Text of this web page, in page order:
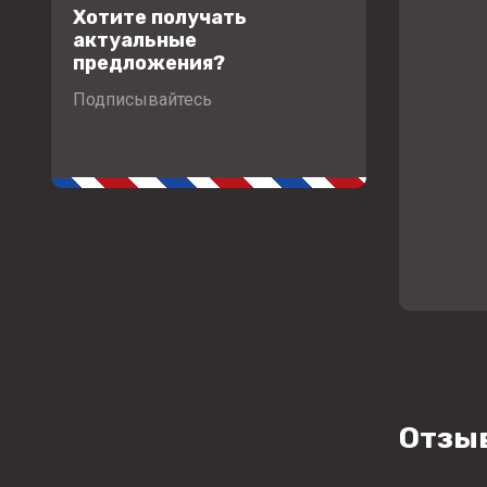
Хотите получать
актуальные
предложения?
Подписывайтесь